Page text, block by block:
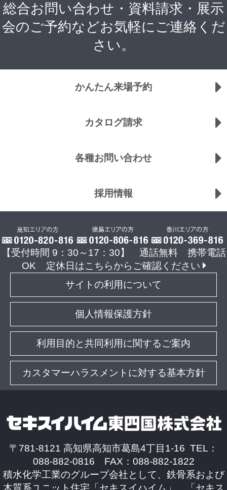
総合お問い合わせ・資料請求・展示
会のご予約などお気軽にご連絡くだ
さい。
かんたん来場予約
カタログ請求
各種お問い合わせ
採用情報
【受付時間 9：30～17：30】 通話無料 携帯電話
OK
定休日はこちらからご確認ください
サイトの利用について
個人情報保護方針
利用目的と共同利用に関するご案内
カスタマーハラスメントに対する基本方針
〒781-8121 高知県高知市葛島4丁目1-16 TEL：
088-882-0816 FAX：088-882-1822
積水化学工業のグループ会社として、鉄骨系および
木質系ユニット住宅「セキスイハイム」、「セキス